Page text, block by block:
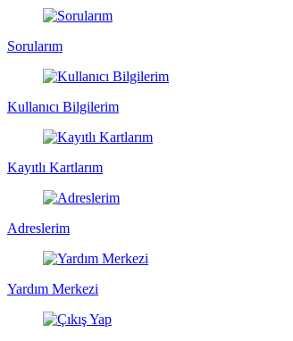
Sorularım
Kullanıcı Bilgilerim
Kayıtlı Kartlarım
Adreslerim
Yardım Merkezi